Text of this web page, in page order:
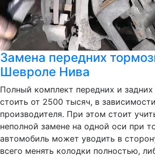
Замена передних
Шевроле Нива
Полный комплект передних и задних
стоить от 2500 тысяч, в
производителя. При этом стоит
неполной замене на одной оси при
автомобиль может уводить в
всего менять колодки полностью,